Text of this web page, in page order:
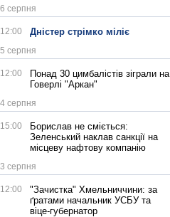
6 серпня
12:00 Дністер стрімко міліє
5 серпня
12:00
Понад 30 цимбалістів зіграли на
Говерлі "Аркан"
4 серпня
15:00
Борислав не сміється:
Зеленський наклав санкції на
місцеву нафтову компанію
3 серпня
12:00
"Зачистка" Хмельниччини: за
ґратами начальник УСБУ та
віце-губернатор